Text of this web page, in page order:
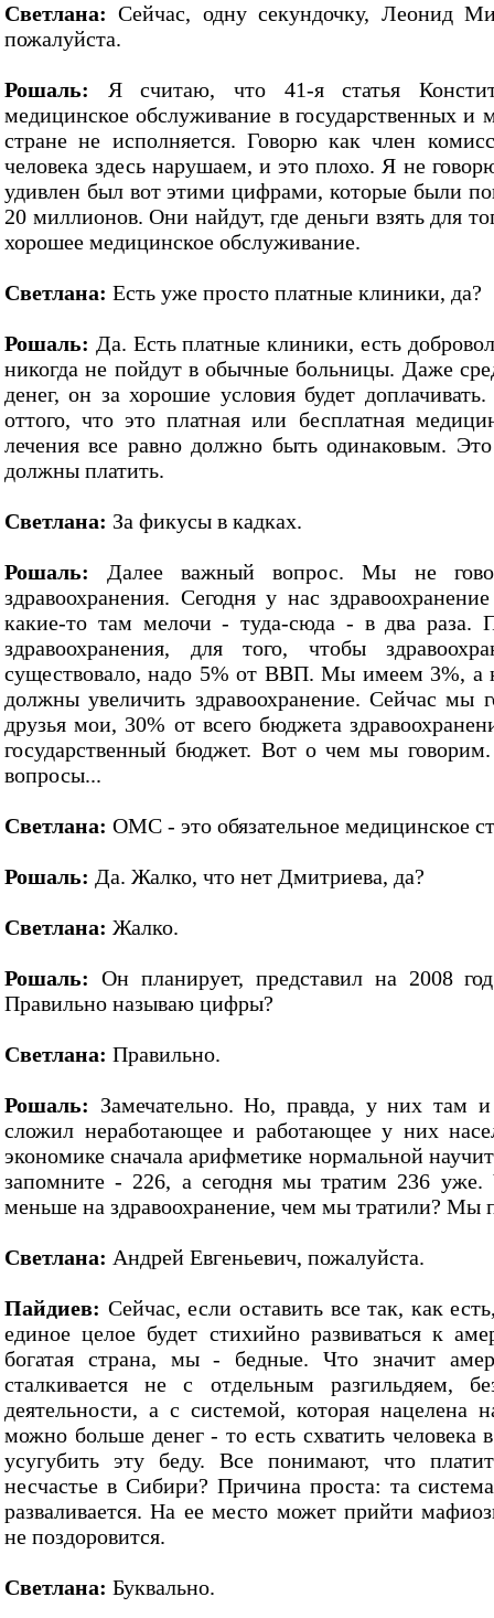
Светлана: Сейчас, одну секундочку, Леонид
пожалуйста.
Рошаль: Я считаю, что 41-я статья
медицинское обслуживание в государственных
стране не исполняется. Говорю как член
человека здесь нарушаем, и это плохо. Я не
удивлен был вот этими цифрами, которые были
20 миллионов. Они найдут, где деньги взять для
хорошее медицинское обслуживание.
Светлана: Есть уже просто платные клиники, да?
Рошаль: Да. Есть платные клиники, есть
никогда не пойдут в обычные больницы. Даже
денег, он за хорошие условия будет
оттого, что это платная или бесплатная
лечения все равно должно быть одинаковым.
должны платить.
Светлана: За фикусы в кадках.
Рошаль: Далее важный вопрос. Мы не
здравоохранения. Сегодня у нас
какие-то там мелочи - туда-сюда - в два раза.
здравоохранения, для того, чтобы
существовало, надо 5% от ВВП. Мы имеем 3%, а
должны увеличить здравоохранение. Сейчас
друзья мои, 30% от всего бюджета
государственный бюджет. Вот о чем мы
вопросы...
Светлана: ОМС - это обязательное медицинское
Рошаль: Да. Жалко, что нет Дмитриева, да?
Светлана: Жалко.
Рошаль: Он планирует, представил на 2008
Правильно называю цифры?
Светлана: Правильно.
Рошаль: Замечательно. Но, правда, у них там
сложил неработающее и работающее у них
экономике сначала арифметике нормальной
запомните - 226, а сегодня мы тратим 236 уже.
меньше на здравоохранение, чем мы тратили? Мы
Светлана: Андрей Евгеньевич, пожалуйста.
Пайдиев: Сейчас, если оставить все так, как
единое целое будет стихийно развиваться к
богатая страна, мы - бедные. Что значит
сталкивается не с отдельным разгильдяем,
деятельности, а с системой, которая нацелена
можно больше денег - то есть схватить
усугубить эту беду. Все понимают, что
несчастье в Сибири? Причина проста: та
разваливается. На ее место может прийти
не поздоровится.
Светлана: Буквально.